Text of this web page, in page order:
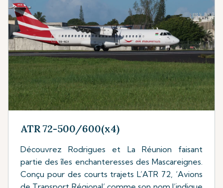
ATR 72-500/600(x4)
Découvrez Rodrigues et La Réunion faisant
partie des îles enchanteresses des Mascareignes.
Conçu pour des courts trajets L’ATR 72, ‘Avions